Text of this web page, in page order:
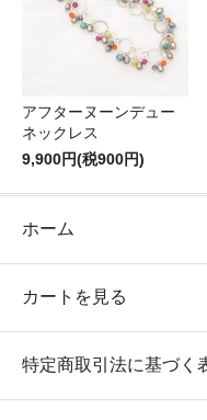
アフターヌーンデュー
ネックレス
9,900円(税900円)
ホーム
カートを見る
特定商取引法に基づく